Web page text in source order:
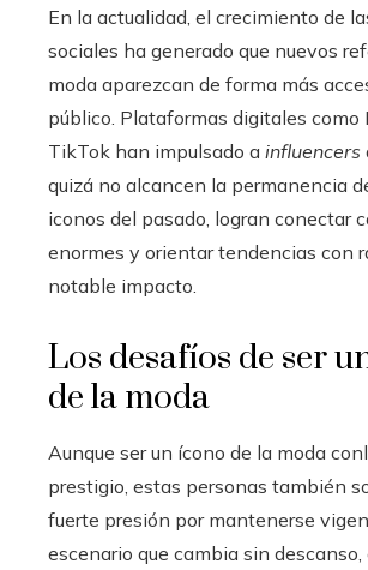
En la actualidad, el crecimiento de
sociales ha generado que nuevos
moda aparezcan de forma más
público. Plataformas digitales como
TikTok han impulsado a influencers
quizá no alcancen la permanencia
iconos del pasado, logran conectar
enormes y orientar tendencias con
notable impacto.
Los desafíos de ser
de la moda
Aunque ser un ícono de la moda
prestigio, estas personas también
fuerte presión por mantenerse
escenario que cambia sin descanso,